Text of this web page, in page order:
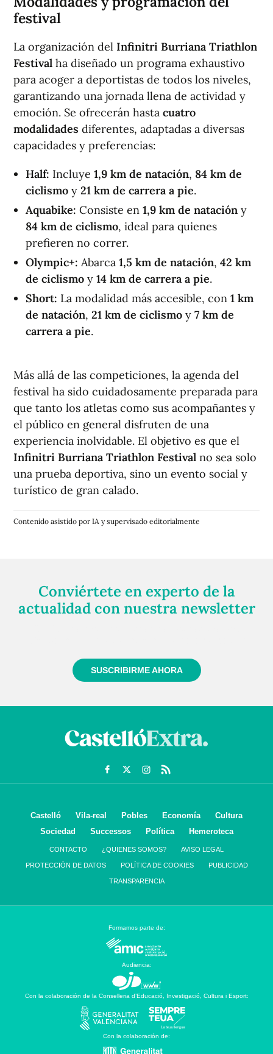
festival
La organización del Infinitri Burriana Triathlon
Festival ha diseñado un programa exhaustivo
para acoger a deportistas de todos los niveles,
garantizando una jornada llena de actividad y
emoción. Se ofrecerán hasta cuatro
modalidades diferentes, adaptadas a diversas
capacidades y preferencias:
Half: Incluye 1,9 km de natación, 84 km de
ciclismo y 21 km de carrera a pie.
Aquabike: Consiste en 1,9 km de natación y
84 km de ciclismo, ideal para quienes
prefieren no correr.
Olympic+: Abarca 1,5 km de natación, 42 km
de ciclismo y 14 km de carrera a pie.
Short: La modalidad más accesible, con 1 km
de natación, 21 km de ciclismo y 7 km de
carrera a pie.
Más allá de las competiciones, la agenda del
festival ha sido cuidadosamente preparada para
que tanto los atletas como sus acompañantes y
el público en general disfruten de una
experiencia inolvidable. El objetivo es que el
Infinitri Burriana Triathlon Festival no sea solo
una prueba deportiva, sino un evento social y
turístico de gran calado.
Contenido asistido por IA y supervisado editorialmente
Conviértete en experto de la
actualidad con nuestra newsletter
SUSCRIBIRME AHORA
Castelló Vila-real Pobles Economía
Cultura
Sociedad
Successos Política Hemeroteca
CONTACTO ¿QUIENES SOMOS? AVISO LEGAL
PROTECCIÓN DE DATOS POLÍTICA DE COOKIES PUBLICIDAD
TRANSPARENCIA
Formamos parte de:
Audiencia:
Con la colaboración de la Conselleria d’Educació, Investigació, Cultura i Esport:
Con la colaboración de: